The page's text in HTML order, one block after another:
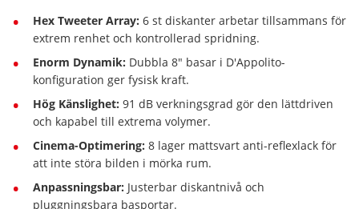
Hex Tweeter Array: 6 st diskanter arbetar tillsammans för
extrem renhet och kontrollerad spridning.
Enorm Dynamik: Dubbla 8" basar i D'Appolito-
konfiguration ger fysisk kraft.
Hög Känslighet: 91 dB verkningsgrad gör den lättdriven
och kapabel till extrema volymer.
Cinema-Optimering: 8 lager mattsvart anti-reflexlack för
att inte störa bilden i mörka rum.
Anpassningsbar: Justerbar diskantnivå och
pluggningsbara basportar.